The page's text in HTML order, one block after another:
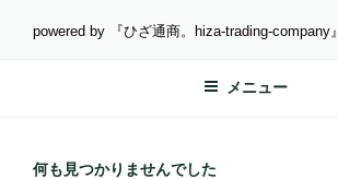
テ
ツ
powered by 『ひざ通商。hiza-trading-company』
メニュー
何も見つかりませんでした